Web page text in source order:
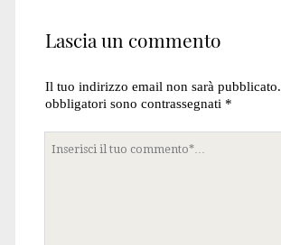
Lascia un commento
Il tuo indirizzo email non sarà pubblicato.
obbligatori sono contrassegnati *
commento